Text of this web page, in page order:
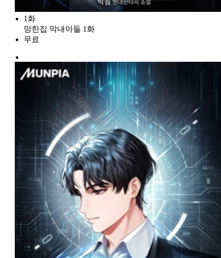
1화
망한집 막내아들 1화
무료